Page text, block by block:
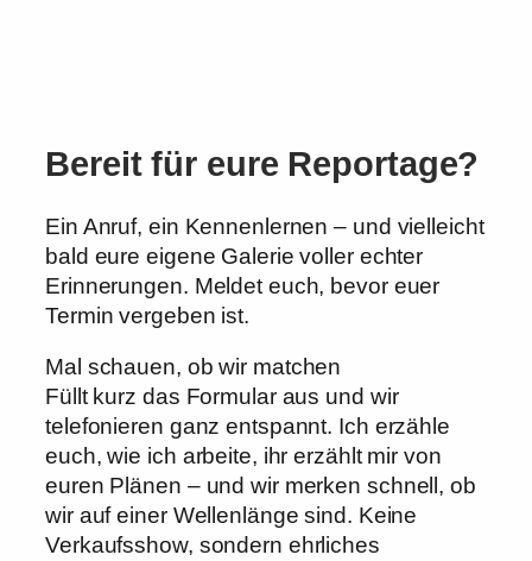
Bereit für eure Reportage?
Ein Anruf, ein Kennenlernen – und vielleicht
bald eure eigene Galerie voller echter
Erinnerungen. Meldet euch, bevor euer
Termin vergeben ist.
Mal schauen, ob wir matchen
Füllt kurz das Formular aus und wir
telefonieren ganz entspannt. Ich erzähle
euch, wie ich arbeite, ihr erzählt mir von
euren Plänen – und wir merken schnell, ob
wir auf einer Wellenlänge sind. Keine
Verkaufsshow, sondern ehrliches